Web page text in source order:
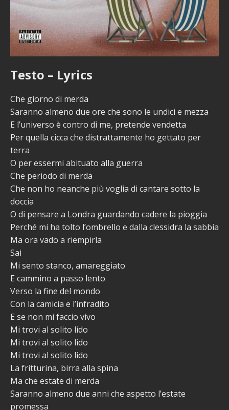
Testo – Lyrics
Che giorno di merda
Saranno almeno due ore che sono le undici e mezza
E l’universo è contro di me, pretende vendetta
Per quella cicca che distrattamente ho gettato per
terra
O per essermi abituato alla guerra
Che periodo di merda
Che non ho neanche più voglia di cantare sotto la
doccia
O di pensare a Londra guardando cadere la pioggia
Perché mi ha tolto l’ombrello e dalla clessidra la sabbia
Ma ora vado a riempirla
Sai
Mi sento stanco, amareggiato
E cammino a passo lento
Verso la fine del mondo
Con la camicia e l’infradito
E se non mi faccio vivo
Mi trovi al solito lido
Mi trovi al solito lido
Mi trovi al solito lido
La fritturina, birra alla spina
Ma che estate di merda
Saranno almeno due anni che aspetto l’estate
promessa